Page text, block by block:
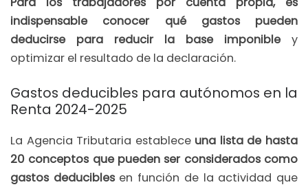
indispensable conocer qué gastos pueden
deducirse para reducir la base imponible y
optimizar el resultado de la declaración.
Gastos deducibles para autónomos en la
Renta 2024-2025
La Agencia Tributaria establece una lista de hasta
20 conceptos que pueden ser considerados como
gastos deduciblesen función de la actividad que